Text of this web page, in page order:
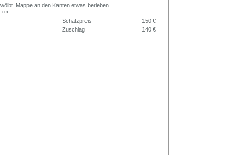
Mappe an den Kanten etwas berieben.
cm.
Schätzpreis
150 €
Zuschlag
140 €